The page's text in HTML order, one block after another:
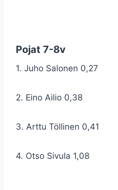
Pojat 7-8v
1. Juho Salonen 0,27
2. Eino Ailio 0,38
3. Arttu Töllinen 0,41
4. Otso Sivula 1,08